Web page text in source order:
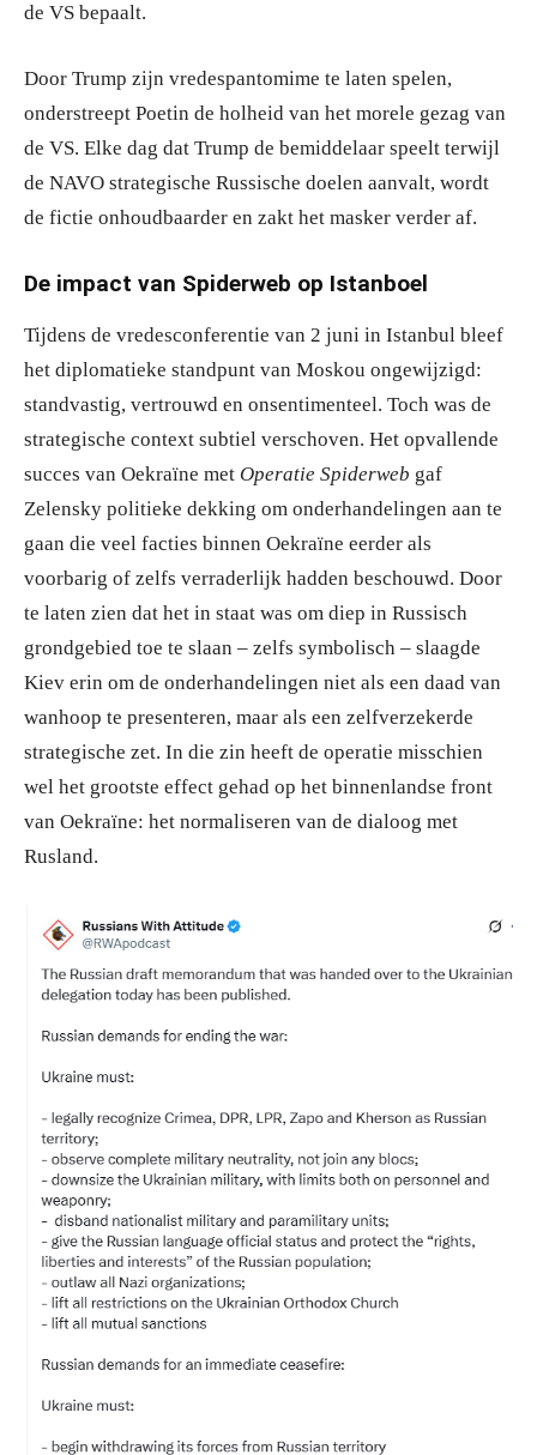
de VS bepaalt.
Door Trump zijn vredespantomime te laten spelen,
onderstreept Poetin de holheid van het morele gezag van
de VS. Elke dag dat Trump de bemiddelaar speelt terwijl
de NAVO strategische Russische doelen aanvalt, wordt
de fictie onhoudbaarder en zakt het masker verder af.
De impact van Spiderweb op Istanboel
Tijdens de vredesconferentie van 2 juni in Istanbul bleef
het diplomatieke standpunt van Moskou ongewijzigd:
standvastig, vertrouwd en onsentimenteel. Toch was de
strategische context subtiel verschoven. Het opvallende
succes van Oekraïne met Operatie Spiderweb gaf
Zelensky politieke dekking om onderhandelingen aan te
gaan die veel facties binnen Oekraïne eerder als
voorbarig of zelfs verraderlijk hadden beschouwd. Door
te laten zien dat het in staat was om diep in Russisch
grondgebied toe te slaan – zelfs symbolisch – slaagde
Kiev erin om de onderhandelingen niet als een daad van
wanhoop te presenteren, maar als een zelfverzekerde
strategische zet. In die zin heeft de operatie misschien
wel het grootste effect gehad op het binnenlandse front
van Oekraïne: het normaliseren van de dialoog met
Rusland.